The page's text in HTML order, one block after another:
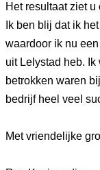
Het resultaat ziet
Ik ben blij dat ik
waardoor ik nu
uit Lelystad heb.
betrokken waren
bedrijf heel veel
Met vriendelijke